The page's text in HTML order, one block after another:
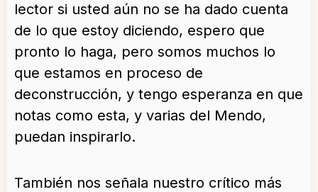
lector si usted aún no se ha dado cuenta
de lo que estoy diciendo, espero que
pronto lo haga, pero somos muchos lo
que estamos en proceso de
deconstrucción, y tengo esperanza en que
notas como esta, y varias del Mendo,
puedan inspirarlo.
También nos señala nuestro crítico más